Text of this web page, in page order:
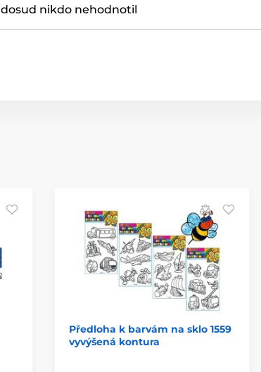
nikdo nehodnotil
Předloha k barvám na sklo 1559
vyvýšená kontura